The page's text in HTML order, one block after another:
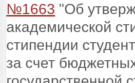
№1663 "Об
академической
стипендии
за счет